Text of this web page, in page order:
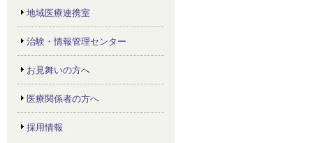
地域医療連携室
治験・情報管理センター
お見舞いの方へ
医療関係者の方へ
採用情報